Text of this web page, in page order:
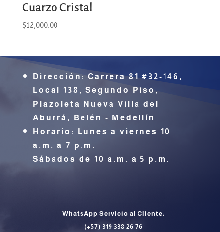
Cuarzo Cristal
$12,000.00
Dirección: Carrera 81 #32-146,
Local 138, Segundo Piso,
Plazoleta Nueva Villa del
Aburrá,
Belén - Medellín
Horario: Lunes a viernes 10
a.m. a 7 p.m.
Sábados de 10 a.m. a 5 p.m.
WhatsApp Servicio al Cliente:
(+57) 319 338 26 76